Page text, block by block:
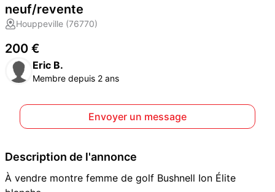
neuf/revente
Houppeville (76770)
200 €
Eric B.
Membre depuis 2 ans
Envoyer un message
Description de l'annonce
À vendre montre femme de golf Bushnell Ion Élite